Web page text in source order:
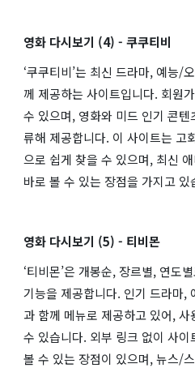
영화 다시보기 (4) - 쿠쿠티비
‘쿠쿠티비’는 최신 드라마, 예능/
께 제공하는 사이트입니다. 회원
수 있으며, 영화와 미드 인기 콘
류해 제공합니다. 이 사이트는 고
으로 쉽게 찾을 수 있으며, 최신
바로 볼 수 있는 장점을 가지고 있
영화 다시보기 (5) - 티비몬
‘티비몬’은 개봉순, 장르별, 연도
기능을 제공합니다. 인기 드라마,
과 함께 메뉴로 제공하고 있어,
수 있습니다. 외부 링크 없이 사
볼 수 있는 장점이 있으며, 뉴스/